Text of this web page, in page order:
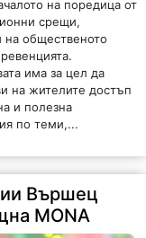
на поредица от
срещи,
на общественото
има за цел да
на жителите достъп
и полезна
по теми,...
Вършец
MONA